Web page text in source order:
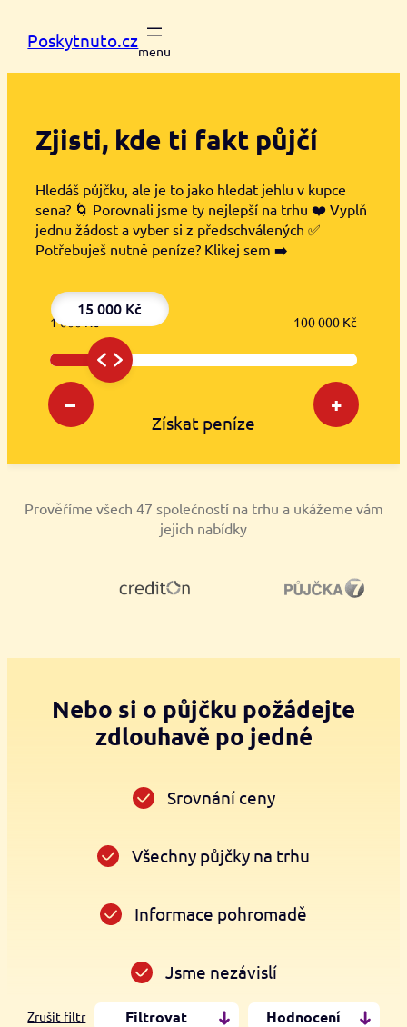
Poskytnuto.cz
Zjisti, kde ti fakt půjčí
Hledáš půjčku, ale je to jako hledat jehlu v kupce
sena? 🌀 Porovnali jsme ty nejlepší na trhu ❤️ Vyplň
jednu žádost a vyber si z předschválených ✅
Potřebuješ nutně peníze? Klikej sem ➡️
15 000 Kč
– +
1 000 Kč 100 000 Kč
Získat peníze
Prověříme všech 47 společností na trhu a ukážeme vám
jejich nabídky
Nebo si o půjčku požádejte
zdlouhavě po jedné
Srovnání ceny
Všechny půjčky na trhu
Informace pohromadě
Jsme nezávislí
Zrušit filtr Filtrovat Hodnocení